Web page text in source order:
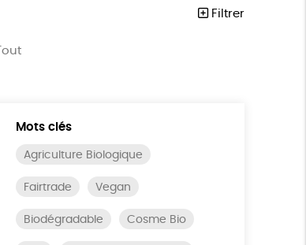
Filtrer
Tout
Mots clés
Agriculture Biologique
Fairtrade Vegan
Biodégradable Cosme Bio